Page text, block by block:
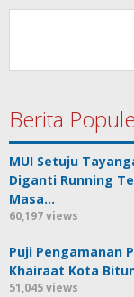
Berita
MUI Setuju
Diganti Running
Masa…
60,197 views
Puji Pengamanan
Khairaat Kota
51,045 views